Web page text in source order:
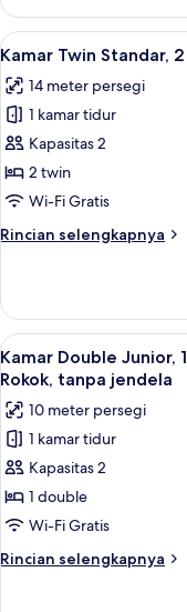
Kamar
Double
Standar
Lihat
semua
foto
untuk
Kamar
Twin
Standar,
Tempat
4
Kamar Twin Standar,
14 meter persegi
1 kamar tidur
Kapasitas 2
2 twin
Wi-Fi Gratis
Rincian selengkapnya
Rincian
Kamar
Twin
Standar,
2
Tempat
Tidur
Twin
Lihat
semua
foto
untuk
Kamar
Double
Junior,
1
Tempat
Tidur
4
Kamar Double Junior,
Rokok, tanpa jendela
10 meter persegi
1 kamar tidur
Kapasitas 2
1 double
Wi-Fi Gratis
Rincian selengkapnya
Rincian